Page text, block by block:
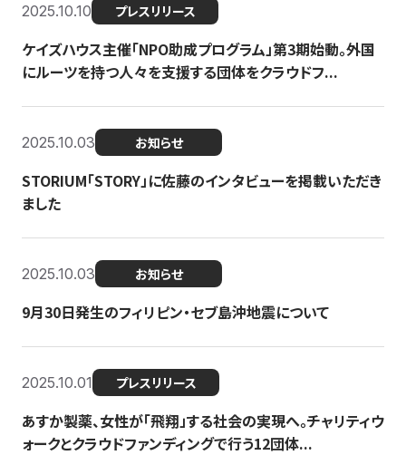
2025.10.10 プレスリリース
ケイズハウス主催「NPO助成プログラム」第3期始動。外国
にルーツを持つ人々を支援する団体をクラウドフ...
2025.10.03 お知らせ
STORIUM「STORY」に佐藤のインタビューを掲載いただき
ました
2025.10.03 お知らせ
9月30日発生のフィリピン・セブ島沖地震について
2025.10.01 プレスリリース
あすか製薬、女性が「飛翔」する社会の実現へ。チャリティウ
ォークとクラウドファンディングで行う12団体...